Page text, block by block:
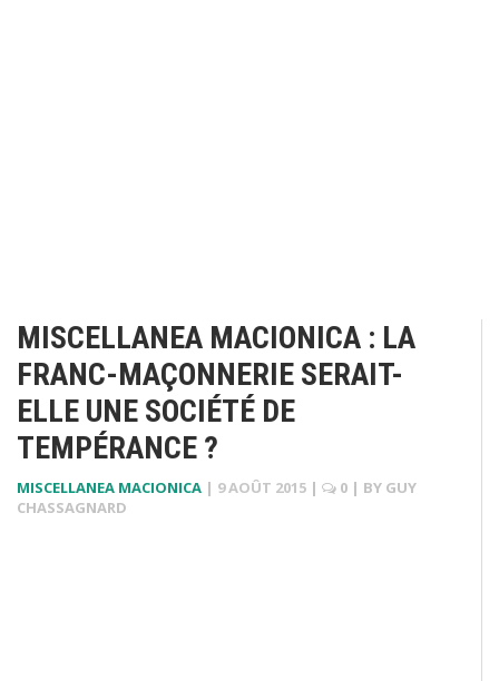
MISCELLANEA MACIONICA : LA
FRANC-MAÇONNERIE SERAIT-
ELLE UNE SOCIÉTÉ DE
TEMPÉRANCE ?
MISCELLANEA MACIONICA | 9 AOÛT 2015 | 0 | BY GUY
CHASSAGNARD